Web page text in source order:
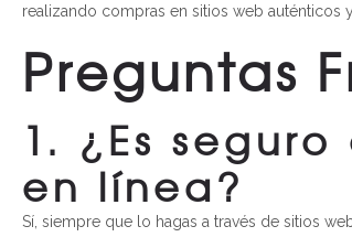
realizando compras en sitios web auténticos
Preguntas
1. ¿Es
en línea?
Sí, siempre que lo hagas a través de sitios